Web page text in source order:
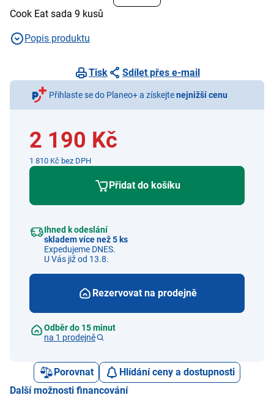
Cook Eat sada 9 kusů
Popis produktu
Tisk Sdílet přes e-mail
Přihlaste se do Planeo+ a získejtenejnižší cenu
2 190 Kč
1 810 Kč bez DPH
Přidat do košíku
Ihned k odeslání
skladem více než 5 ks
Expedujeme DNES.
U Vás již od 13.8.
Rezervovat na prodejně
Odběr do 15 minut
na 1 prodejně
Porovnat
Hlídání ceny a dostupnosti
Další možnosti financování